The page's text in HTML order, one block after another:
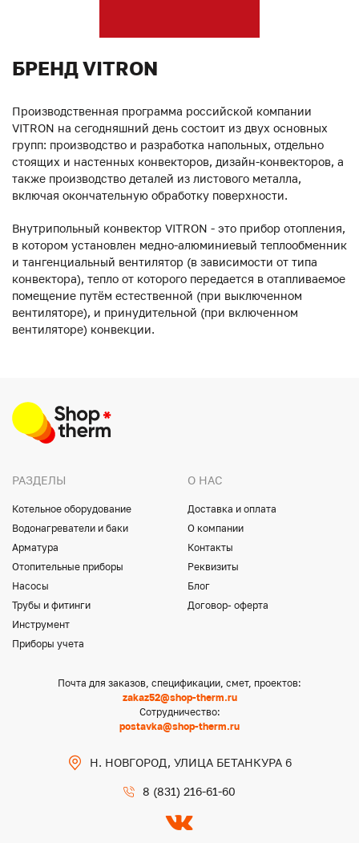
БРЕНД VITRON
Производственная программа российской компании
VITRON на сегодняшний день состоит из двух основных
групп: производство и разработка напольных, отдельно
стоящих и настенных конвекторов, дизайн-конвекторов, а
также производство деталей из листового металла,
включая окончательную обработку поверхности.
Внутрипольный конвектор VITRON - это прибор отопления,
в котором установлен медно-алюминиевый теплообменник
и тангенциальный вентилятор (в зависимости от типа
конвектора), тепло от которого передается в отапливаемое
помещение путём естественной (при выключенном
вентиляторе), и принудительной (при включенном
вентиляторе) конвекции.
РАЗДЕЛЫ
Котельное оборудование
Водонагреватели и баки
Арматура
Отопительные приборы
Насосы
Трубы и фитинги
Инструмент
Приборы учета
О НАС
Доставка и оплата
О компании
Контакты
Реквизиты
Блог
Договор- оферта
Почта для заказов, спецификации, смет, проектов:
zakaz52@shop-therm.ru
Сотрудничество:
postavka@shop-therm.ru
Н. НОВГОРОД, УЛИЦА БЕТАНКУРА 6
8 (831) 216-61-60